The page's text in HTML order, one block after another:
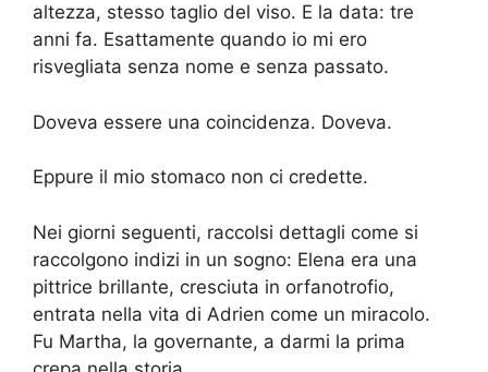
altezza, stesso taglio del viso. E la data: tre
anni fa. Esattamente quando io mi ero
risvegliata senza nome e senza passato.
Doveva essere una coincidenza. Doveva.
Eppure il mio stomaco non ci credette.
Nei giorni seguenti, raccolsi dettagli come si
raccolgono indizi in un sogno: Elena era una
pittrice brillante, cresciuta in orfanotrofio,
entrata nella vita di Adrien come un miracolo.
Fu Martha, la governante, a darmi la prima